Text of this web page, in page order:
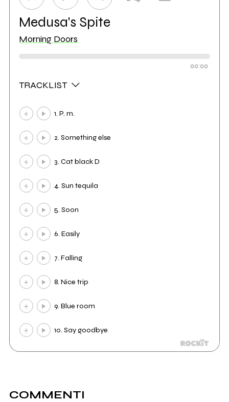
Medusa's Spite
Morning Doors
00:00
TRACKLIST
1. P. m.
2. Something else
3. Cat black D
4. Sun tequila
5. Soon
6. Easily
7. Falling
8. Nice trip
9. Blue room
10. Say goodbye
COMMENTI